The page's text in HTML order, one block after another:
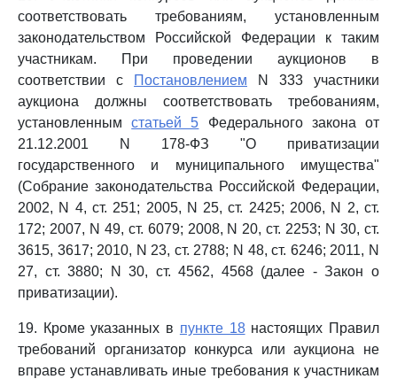
соответствовать требованиям, установленным
законодательством Российской Федерации к таким
участникам. При проведении аукционов в
соответствии с
Постановлением N 333 участники
аукциона должны соответствовать требованиям,
установленнымстатьей 5 Федерального закона от
21.12.2001 N 178-ФЗ "О приватизации
государственного и муниципального имущества"
(Собрание законодательства Российской Федерации,
2002, N 4, ст. 251; 2005, N 25, ст. 2425; 2006, N 2, ст.
172; 2007, N 49, ст. 6079; 2008, N 20, ст. 2253; N 30, ст.
3615, 3617; 2010, N 23, ст. 2788; N 48, ст. 6246; 2011, N
27, ст. 3880; N 30, ст. 4562, 4568 (далее - Закон о
приватизации).
19. Кроме указанных в пункте 18настоящих Правил
требований организатор конкурса или аукциона не
вправе устанавливать иные требования к участникам